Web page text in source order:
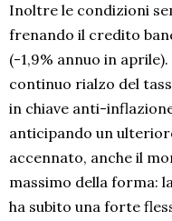
Inoltre le condizioni
frenando il credito
(-1,9% annuo in
continuo rialzo del
in chiave anti-
anticipando un
accennato, anche il
massimo della forma:
ha subito una forte